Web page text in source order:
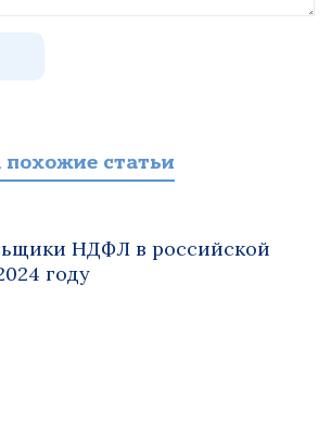
статьи
НДФЛ в российской
году